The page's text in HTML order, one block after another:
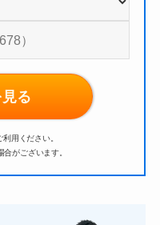
る
用ください。
がございます。